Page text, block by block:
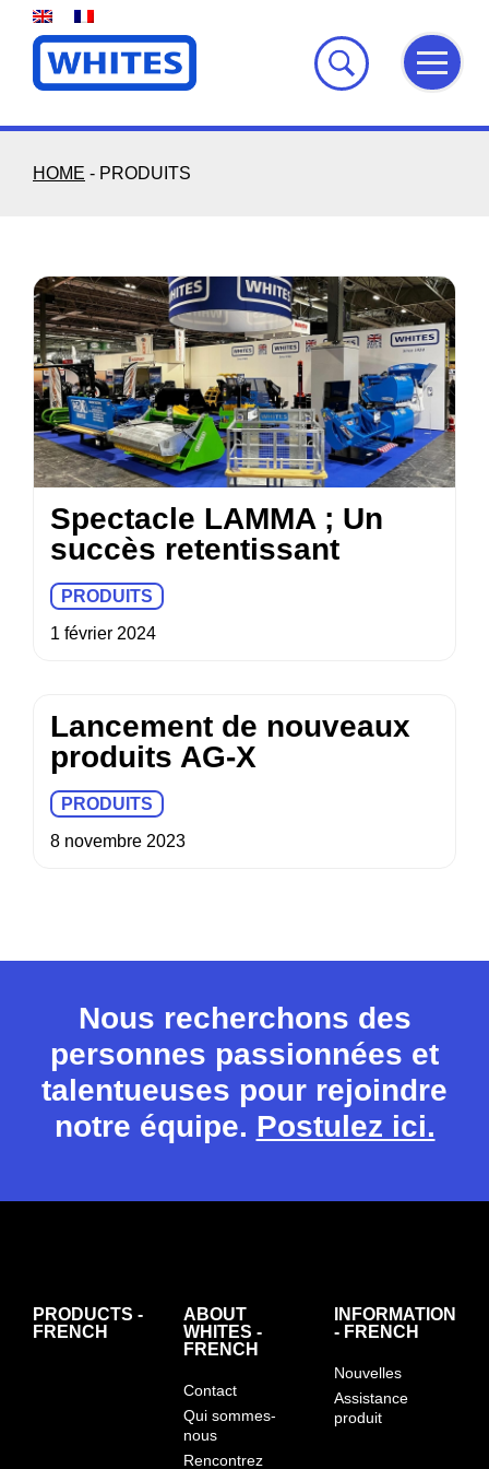
Skip
content
HOME - PRODUITS
Spectacle LAMMA ; Un
succès retentissant
PRODUITS
1 février 2024
Lancement de nouveaux
produits AG-X
PRODUITS
8 novembre 2023
Nous recherchons des
personnes passionnées et
talentueuses pour rejoindre
notre équipe. Postulez ici.
PRODUCTS -
FRENCH
ABOUT
WHITES -
FRENCH
Contact
Qui sommes-
nous
Rencontrez
INFORMATION
- FRENCH
Nouvelles
Assistance
produit